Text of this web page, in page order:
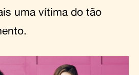
uma vítima do tão